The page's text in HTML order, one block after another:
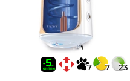
7 7
23